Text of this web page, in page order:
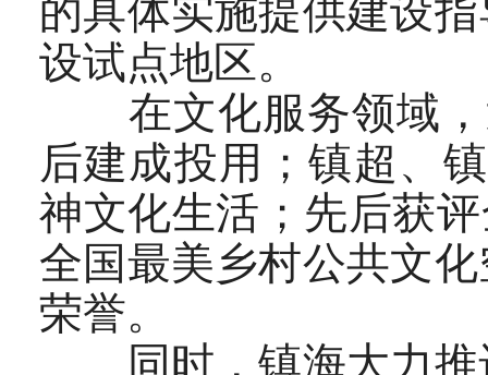
的具体实施提供建设
设试点地区。
在文化服务领域，
后建成投用；镇超、
神文化生活；先后获
全国最美乡村公共文
荣誉。
同时，镇海大力推